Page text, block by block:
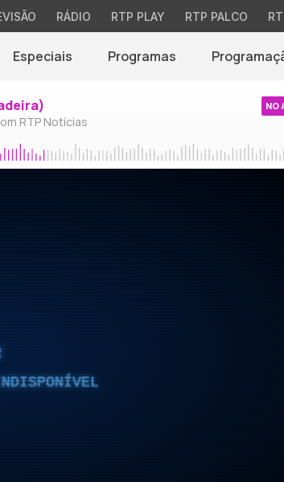
RÁDIO RTP PLAY RTP PALCO
Especiais Programas
RTP Notícias
NO